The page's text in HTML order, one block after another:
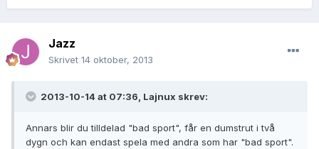
Jazz
Skrivet 14 oktober, 2013
2013-10-14 at 07:36, Lajnux skrev:
Annars blir du tilldelad "bad sport", får en dumstrut i två
dygn och kan endast spela med andra som har "bad sport".